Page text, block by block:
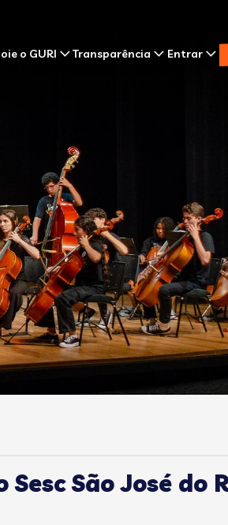
o GURI Transparência Entrar
São José do